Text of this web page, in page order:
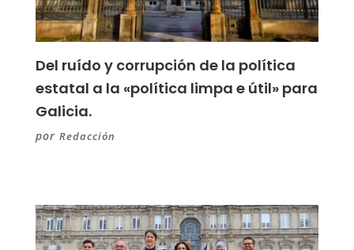
Del ruído y corrupción de la política
estatal a la «política limpa e útil» para
Galicia.
por Redacción